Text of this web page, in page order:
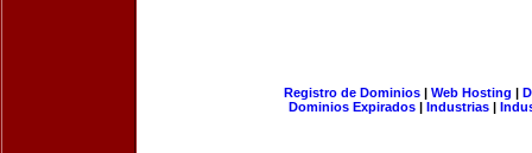
Registro de Dominios| Web Hosting |
Dominios Expirados | Industrias |